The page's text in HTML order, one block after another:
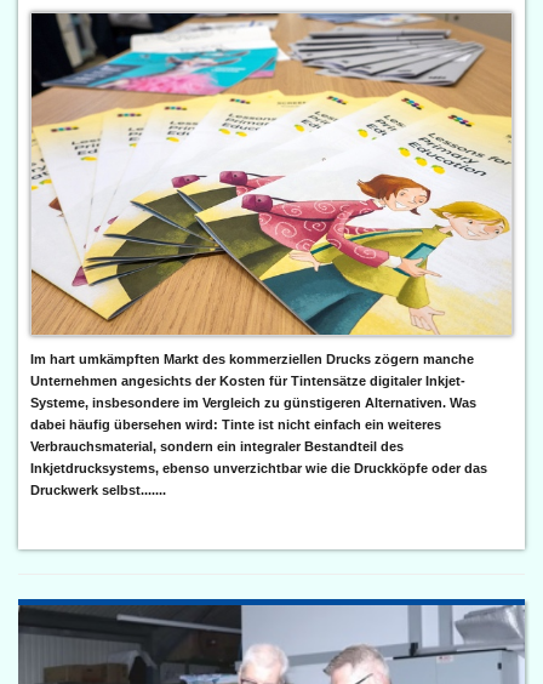
Im hart umkämpften Markt des kommerziellen Drucks zögern manche
Unternehmen angesichts der Kosten für Tintensätze digitaler Inkjet-
Systeme, insbesondere im Vergleich zu günstigeren Alternativen. Was
dabei häufig übersehen wird: Tinte ist nicht einfach ein weiteres
Verbrauchsmaterial, sondern ein integraler Bestandteil des
Inkjetdrucksystems, ebenso unverzichtbar wie die Druckköpfe oder das
Druckwerk selbst.......